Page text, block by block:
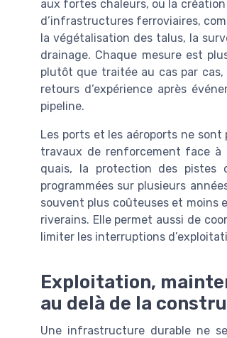
aux fortes chaleurs, ou la
d’infrastructures ferroviaires,
la végétalisation des talus, la
drainage. Chaque mesure est
plutôt que traitée au cas par cas,
retours d’expérience après
pipeline.
Les ports et les aéroports ne
travaux de renforcement face à
quais, la protection des pistes
programmées sur plusieurs
souvent plus coûteuses et moins
riverains. Elle permet aussi de
limiter les interruptions
Exploitation,
au delà de la
Une infrastructure durable ne